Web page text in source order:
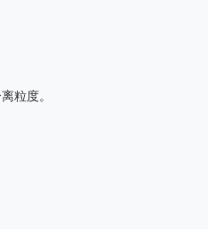
粒度。